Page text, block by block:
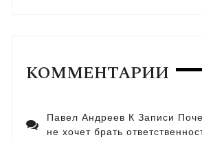
КОММЕНТАРИИ
Павел Андреев К Записи
не хочет брать